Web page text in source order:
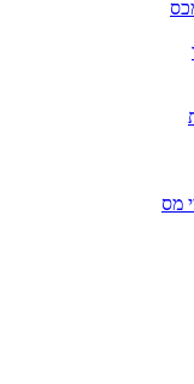
מס